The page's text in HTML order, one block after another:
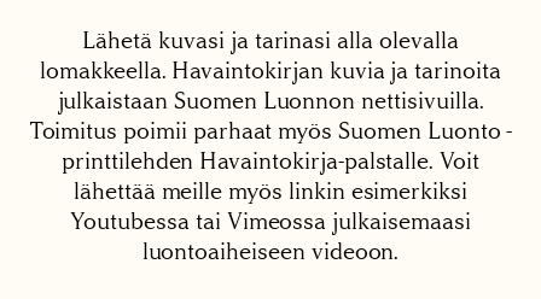
Lähetä kuvasi ja tarinasi alla olevalla
lomakkeella. Havaintokirjan kuvia ja tarinoita
julkaistaan Suomen Luonnon nettisivuilla.
Toimitus poimii parhaat myös Suomen Luonto -
printtilehden Havaintokirja-palstalle. Voit
lähettää meille myös linkin esimerkiksi
Youtubessa tai Vimeossa julkaisemaasi
luontoaiheiseen videoon.